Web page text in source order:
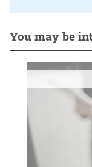
You may be